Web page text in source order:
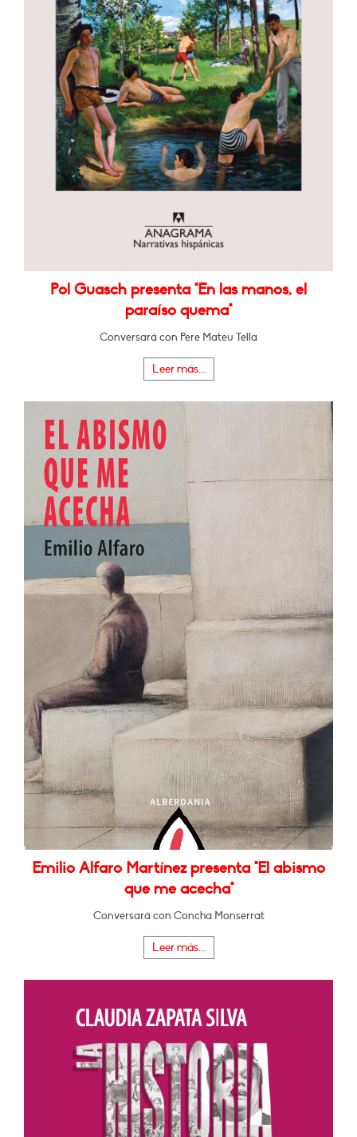
Pol Guasch presenta "En las manos, el
paraíso quema"
Conversará con Pere Mateu Tella
Leer más...
Emilio Alfaro Martínez presenta "El abismo
que me acecha"
Conversará con Concha Monserrat
Leer más...